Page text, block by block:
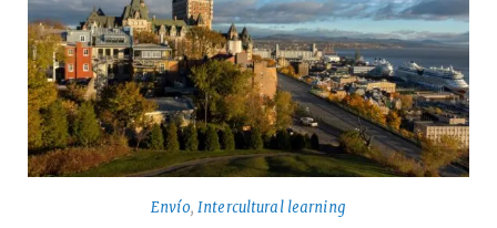
Envío,Intercultural learning